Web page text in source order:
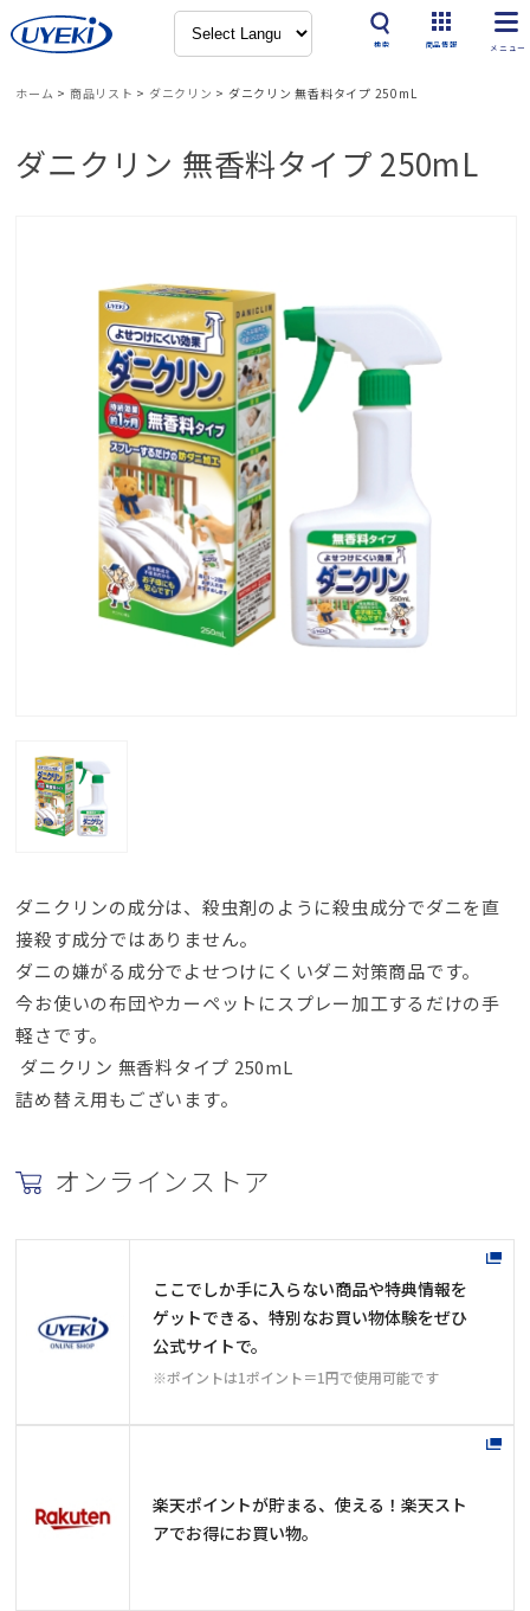
検索 商品情報
ホーム > 商品リスト > ダニクリン > ダニクリン 無香料タイプ 250mL
ダニクリン 無香料タイプ 250mL
ダニクリンの成分は、殺虫剤のように殺虫成分でダニを直
接殺す成分ではありません。
ダニの嫌がる成分でよせつけにくいダニ対策商品です。
今お使いの布団やカーペットにスプレー加工するだけの手
軽さです。
ダニクリン 無香料タイプ 250mL
詰め替え用もございます。
オンラインストア
ここでしか手に入らない商品や特典情報を
ゲットできる、特別なお買い物体験をぜひ
公式サイトで。
※ポイントは1ポイント＝1円で使用可能です
楽天ポイントが貯まる、使える！楽天スト
アでお得にお買い物。